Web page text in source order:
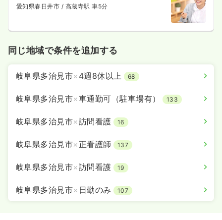
愛知県春日井市 / 高蔵寺駅 車5分
同じ地域で条件を追加する
岐阜県多治見市× 4週8休以上 68
岐阜県多治見市×車通勤可（駐車場有） 133
岐阜県多治見市×訪問看護 16
岐阜県多治見市× 正看護師 137
岐阜県多治見市×訪問看護 19
岐阜県多治見市× 日勤のみ 107